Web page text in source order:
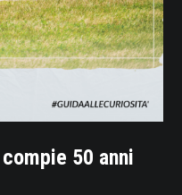
50 anni